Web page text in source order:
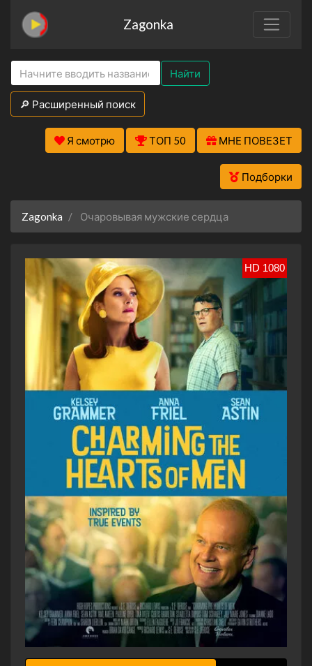
Zagonka
Найти
🔎 Расширенный поиск
Я смотрю ТОП 50 МНЕ ПОВЕЗЕТ
Подборки
Zagonka Очаровывая мужские сердца
HD 1080